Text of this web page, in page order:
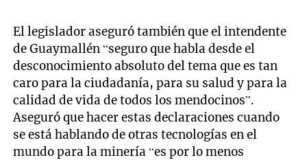
El legislador aseguró también que el intendente
de Guaymallén “seguro que habla desde el
desconocimiento absoluto del tema que es tan
caro para la ciudadanía, para su salud y para la
calidad de vida de todos los mendocinos”.
Aseguró que hacer estas declaraciones cuando
se está hablando de otras tecnologías en el
mundo para la minería “es por lo menos